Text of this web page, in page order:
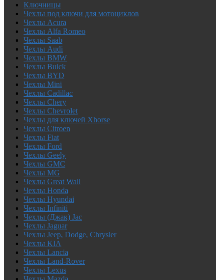
Ключницы
Чехлы под ключи для мотоциклов
Чехлы Acura
Чехлы Alfa Romeo
Чехлы Saab
Чехлы Audi
Чехлы BMW
Чехлы Buick
Чехлы BYD
Чехлы Mini
Чехлы Cadillac
Чехлы Chery
Чехлы Chevrolet
Чехлы для ключей Xhorse
Чехлы Citroen
Чехлы Fiat
Чехлы Ford
Чехлы Geely
Чехлы GMC
Чехлы MG
Чехлы Great Wall
Чехлы Honda
Чехлы Hyundai
Чехлы Infiniti
Чехлы (Джак) Jac
Чехлы Jaguar
Чехлы Jeep, Dodge, Chrysler
Чехлы KIA
Чехлы Lancia
Чехлы Land-Rover
Чехлы Lexus